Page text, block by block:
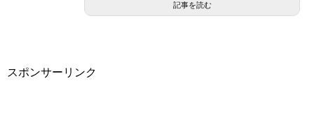
記事を読む
スポンサーリンク